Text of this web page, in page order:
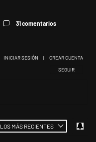
31 comentarios
SIGA ESTA
SEGUIR
INICIAR SESIÓN | CREAR CUENTA
LOS MÁS RECIENTES